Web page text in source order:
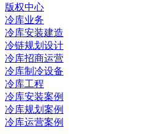
版权中心
冷库业务
冷库安装建造
冷链规划设计
冷库招商运营
冷库制冷设备
冷库工程
冷库安装案例
冷库规划案例
冷库运营案例